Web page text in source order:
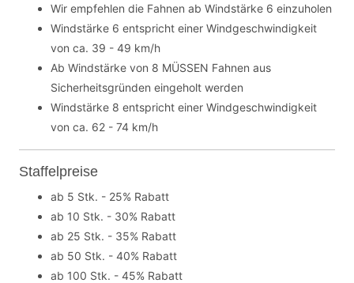
Wir empfehlen die Fahnen ab Windstärke 6 einzuholen
Windstärke 6 entspricht einer Windgeschwindigkeit
von ca. 39 - 49 km/h
Ab Windstärke von 8 MÜSSEN Fahnen aus
Sicherheitsgründen eingeholt werden
Windstärke 8 entspricht einer Windgeschwindigkeit
von ca. 62 - 74 km/h
Staffelpreise
ab 5 Stk. - 25% Rabatt
ab 10 Stk. - 30% Rabatt
ab 25 Stk. - 35% Rabatt
ab 50 Stk. - 40% Rabatt
ab 100 Stk. - 45% Rabatt